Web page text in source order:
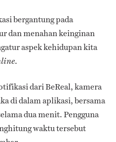
bergantung pada
​​dan menahan keinginan
aspek kehidupan kita
.
dari BeReal, kamera
di dalam aplikasi, bersama
dua menit. Pengguna
waktu tersebut